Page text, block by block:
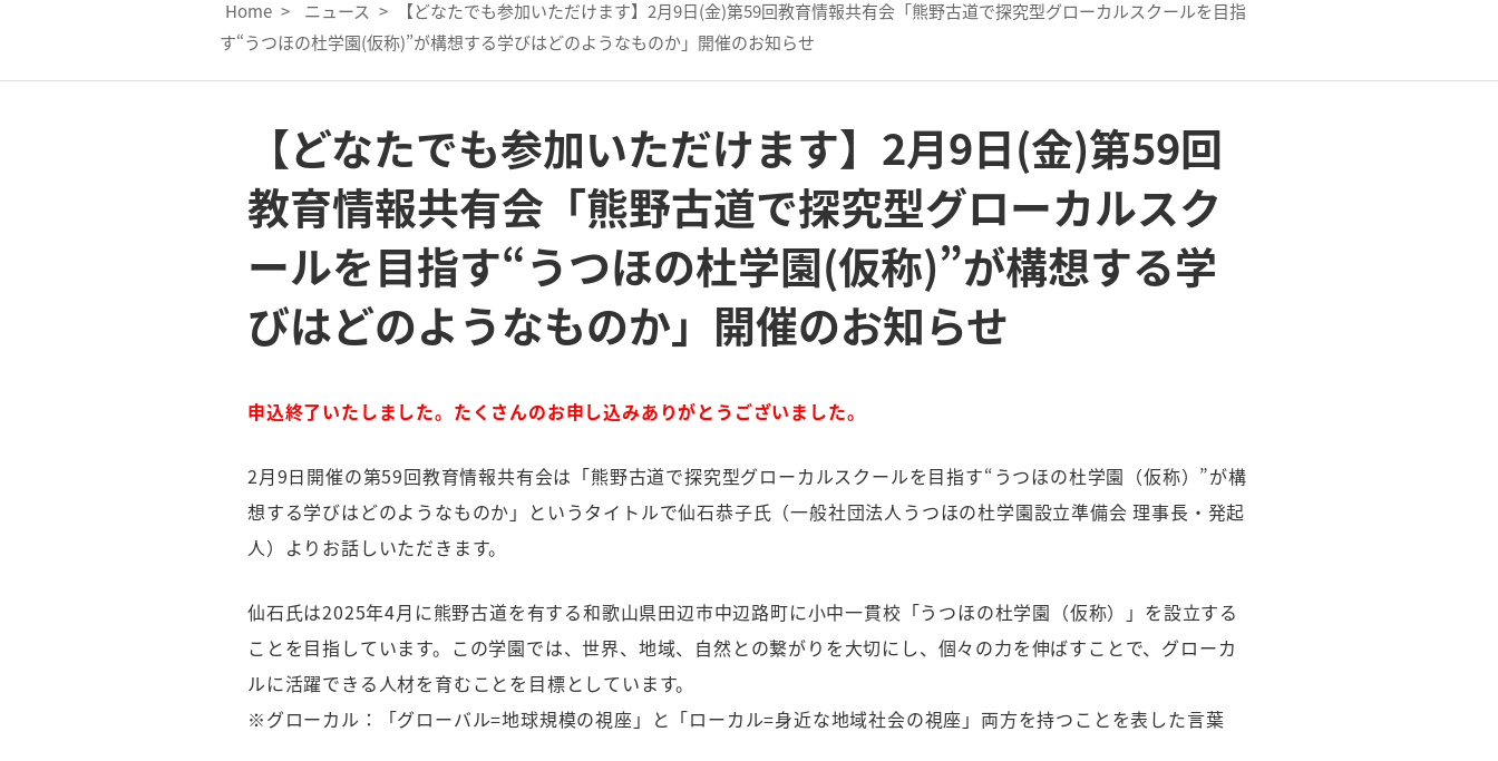
Home > ニュース >
【どなたでも参加いただけます】2月9日(金)第59回教育情報共有会「熊野古道で探究型グローカルスクールを目指
す“うつほの杜学園(仮称)”が構想する学びはどのようなものか」開催のお知らせ
【どなたでも参加いただけます】2月9日(金)第59回
教育情報共有会「熊野古道で探究型グローカルスク
ールを目指す“うつほの杜学園(仮称)”が構想する学
びはどのようなものか」開催のお知らせ
申込終了いたしました。たくさんのお申し込みありがとうございました。
2月9日開催の第59回教育情報共有会は「熊野古道で探究型グローカルスクールを目指す“うつほの杜学園（仮称）”が構
想する学びはどのようなものか」というタイトルで仙石恭子氏（一般社団法人うつほの杜学園設立準備会 理事長・発起
人）よりお話しいただきます。
仙石氏は2025年4月に熊野古道を有する和歌山県田辺市中辺路町に小中一貫校「うつほの杜学園（仮称）」を設立する
ことを目指しています。この学園では、世界、地域、自然との繋がりを大切にし、個々の力を伸ばすことで、グローカ
ルに活躍できる人材を育むことを目標としています。
※グローカル：「グローバル=地球規模の視座」と「ローカル=身近な地域社会の視座」両方を持つことを表した言葉